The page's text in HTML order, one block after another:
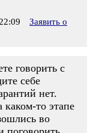
Заявить о
говорить с
себе
нет.
то этапе
во